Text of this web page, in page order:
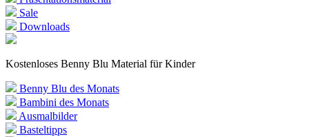
Sale
Downloads
Kostenloses Benny Blu Material für Kinder
Benny Blu des Monats
Bambini des Monats
Ausmalbilder
Basteltipps